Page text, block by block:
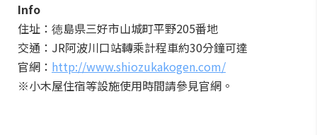
Info
住址：徳島県三好市山城町平野205番地
交通：JR阿波川口站轉乘計程車約30分鐘可達
官網： http://www.shiozukakogen.com/
※小木屋住宿等設施使用時間請參見官網。